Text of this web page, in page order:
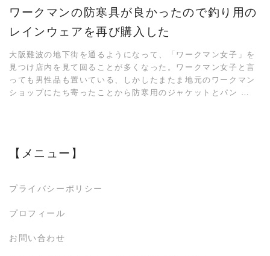
ワークマンの防寒具が良かったので釣り用の
レインウェアを再び購入した
大阪難波の地下街を通るようになって、「ワークマン女子」を
見つけ店内を見て回ることが多くなった。ワークマン女子と言
っても男性品も置いている、しかしたまたま地元のワークマン
ショップにたち寄ったことから防寒用のジャケットとパン …
【メニュー】
プライバシーポリシー
プロフィール
お問い合わせ